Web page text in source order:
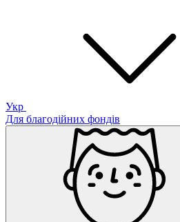
Укр
Для благодійних фондів